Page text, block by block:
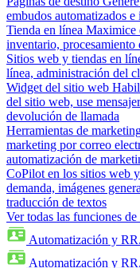
embudos automatizados
Tienda en línea Maximice
inventario, procesamiento
Sitios web y tiendas en
línea, administración del
Widget del sitio web
del sitio web, use
devolución de llamada
Herramientas de
marketing por correo
automatización de
CoPilot en los sitios web
demanda, imágenes
traducción de textos
Ver todas las funciones
Automatización y
Automatización y